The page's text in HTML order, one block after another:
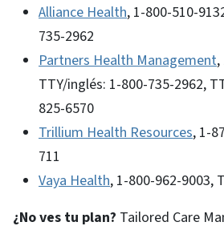
Alliance Health, 1-800-510-
735-2962
Partners Health Management
TTY/inglés: 1-800-735-2962,
825-6570
Trillium Health Resources, 1-
711
Vaya Health, 1-800-962-9003,
¿No ves tu plan? Tailored Care